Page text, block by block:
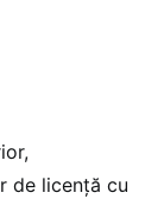
de licență cu